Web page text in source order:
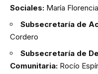
Sociales: María
Subsecretaría de
Cordero
Subsecretaría de
Comunitaria: Rocío